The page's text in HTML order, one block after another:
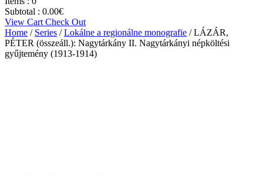
Subtotal : 0.00€
View Cart Check Out
Home / Series /Lokálne a regionálne monografie / LÁZÁR,
PÉTER (összeáll.): Nagytárkány II. Nagytárkányi népköltési
gyűjtemény (1913-1914)